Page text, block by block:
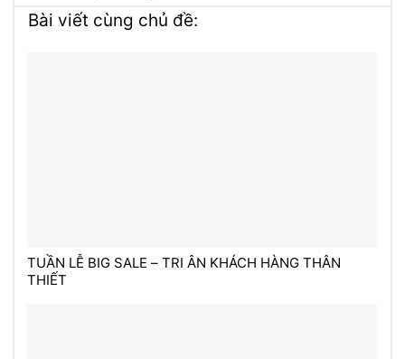
Bài viết cùng chủ đề:
TUẦN LỄ BIG SALE – TRI ÂN KHÁCH HÀNG THÂN
THIẾT